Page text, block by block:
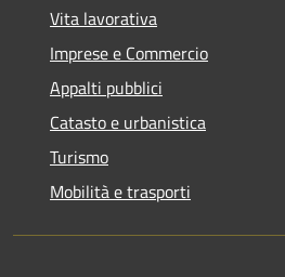
Vita lavorativa
Imprese e Commercio
Appalti pubblici
Catasto e urbanistica
Turismo
Mobilità e trasporti